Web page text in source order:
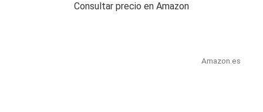
Consultar precio en Amazon
Amazon.es